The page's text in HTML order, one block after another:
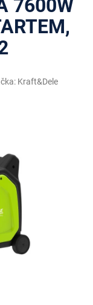
7600W
Kraft&Dele